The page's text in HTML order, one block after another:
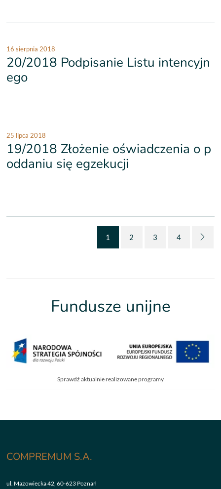
16 sierpnia 2018
20/2018 Podpisanie Listu intencyjn
ego
25 lipca 2018
19/2018 Złożenie oświadczenia o p
oddaniu się egzekucji
1 2 3 4
Fundusze unijne
Sprawdź aktualnie realizowane programy
COMPREMUM S.A.
ul. Mazowiecka 42, 60-623 Poznań